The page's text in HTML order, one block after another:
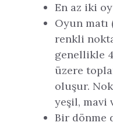
En az iki
Oyun matı
renkli
genellikle
üzere
oluşur.
yeşil, mavi
Bir dönme